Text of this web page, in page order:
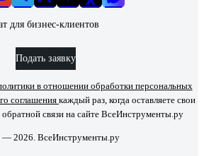
для бизнес-клиентов
Подать заявку
в отношении обработки персональных
соглашения каждый раз, когда оставляете свои
связи на сайте ВсеИнструменты.ру
2026. ВсеИнструменты.ру